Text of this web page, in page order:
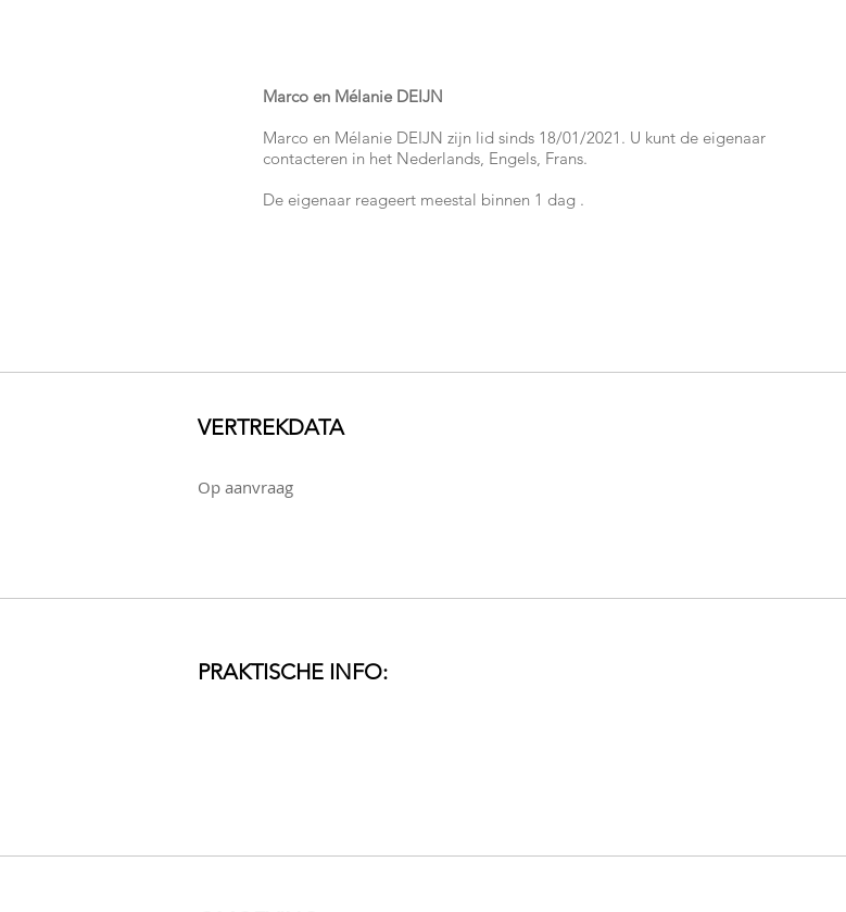
Marco en Mélanie DEIJN​
Marco en Mélanie DEIJN zijn lid sinds 18/01/2021. U kunt de eigenaar
contacteren in het Nederlands, Engels, Frans.
De eigenaar reageert meestal binnen 1 dag .
VERTREKDATA
Op aanvraag
PRAKTISCHE INFO: